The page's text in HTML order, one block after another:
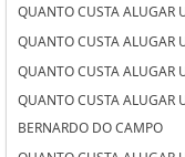
QUANTO CUSTA ALUGAR
QUANTO CUSTA ALUGAR
QUANTO CUSTA ALUGAR
QUANTO CUSTA ALUGAR
BERNARDO DO CAMPO